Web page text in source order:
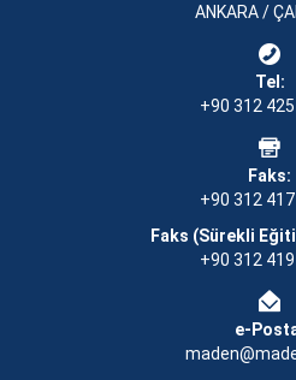
ANKARA /
Tel:
+90 312
Faks:
+90 312
Faks (Sürekli
+90 312
e-